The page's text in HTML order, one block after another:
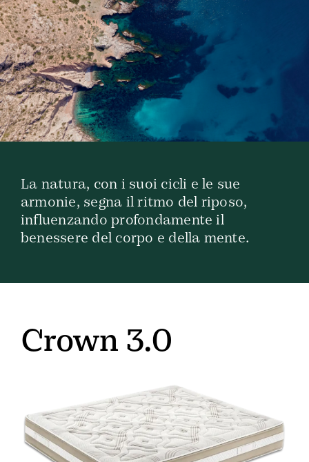
La natura, con i suoi cicli e le sue
armonie, segna il ritmo del riposo,
influenzando profondamente il
benessere del corpo e della mente.
Crown 3.0